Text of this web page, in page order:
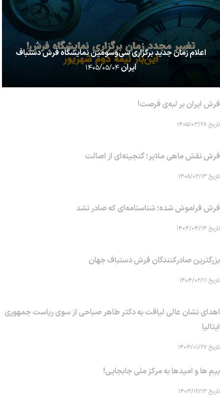
اعلام زمان جدید برگزاری سی‌وسومین نمایشگاه فرش دستباف
ایران۱۴۰۵/۰۵/۰۴
فرش ایران بر لبه‌ی فرصت!
تاریخ ۱۴۰۵/۰۳/۲۸
فرش نقش ماهی‌ ملایر؛ گنجینه‌ای از اصالت
تاریخ ۱۴۰۵/۰۲/۱۳
فرش فراموش شده؛ شناسنامه‌ای که صادر نشد
تاریخ ۱۴۰۴/۰۴/۱۴
بزرگترین صادرکنندگان فرش دستباف جهان
تاریخ ۱۴۰۴/۰۲/۱۱
اهدای نشان عالی لیاقت به دکتر طاهر صباحی از سوی ریاست جمهوری
ایتالیا
تاریخ ۱۴۰۴/۰۱/۲۷
بیم ها و امیدها به مرکز ملی جابجایی!
تاریخ ۱۴۰۳/۱۲/۱۳